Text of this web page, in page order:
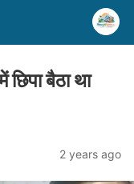
बैठा था
2 years ago